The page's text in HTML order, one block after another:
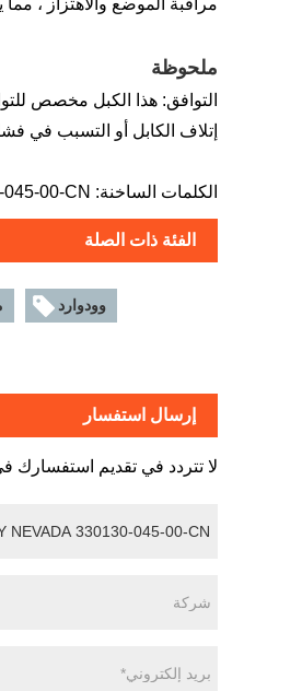
مراقبة الموضع والاهتزاز ،
ملحوظة
إتلاف الكابل أو التسبب في
الكلمات الساخنة: BLAY NEVADA 330130-045-00-CN ، كابل التمديد
الفئة ذات الصلة
وودوارد
إرسال استفسار
لا تتردد في تقديم استفسارك في